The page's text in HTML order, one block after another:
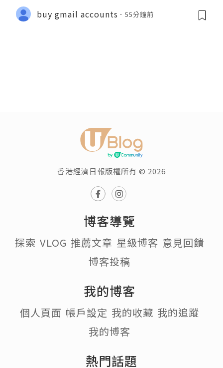
buy gmail accounts 55分鐘前
香港經濟日報版權所有 © 2026
博客導覽
探索 VLOG 推薦文章 星級博客 意見回饋
博客投稿
我的博客
個人頁面 帳戶設定 我的收藏 我的追蹤
我的博客
熱門話題